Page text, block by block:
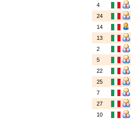
4
24
14
13
2
5
22
25
7
27
10